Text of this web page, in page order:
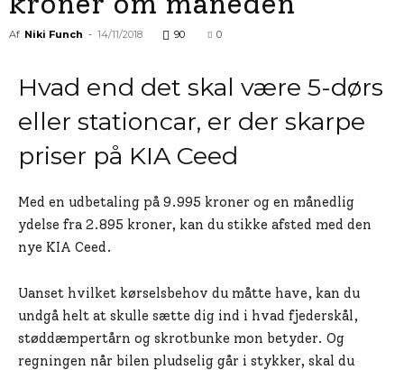
Af Niki Funch - 14/11/2018 90 0
Hvad end det skal være 5-dørs
eller stationcar, er der skarpe
priser på KIA Ceed
Med en udbetaling på 9.995 kroner og en månedlig
ydelse fra 2.895 kroner, kan du stikke afsted med den
nye KIA Ceed.
Uanset hvilket kørselsbehov du måtte have, kan du
undgå helt at skulle sætte dig ind i hvad fjederskål,
støddæmpertårn og skrotbunke mon betyder. Og
regningen når bilen pludselig går i stykker, skal du